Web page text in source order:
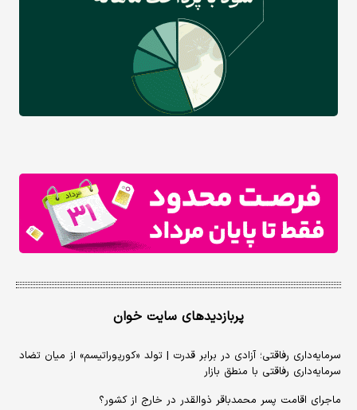
پربازدیدهای سایت خوان
سرمایه‌داری رفاقتی؛ آزادی در برابر قدرت | تولد «کورپوراتیسم» از میان تضاد
سرمایه‌داری رفاقتی با منطق بازار
ماجرای اقامت پسر محمدباقر ذوالقدر در خارج از کشور؟